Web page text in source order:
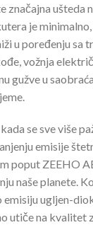
značajna ušteda
je
u poređenju
vožnja
gužve u
se sve više
emisije
poput ZEEHO
naše planete.
emisiju ugljen-
utiče na kvalitet